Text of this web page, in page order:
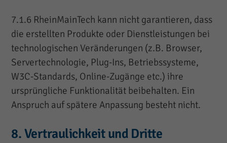
7.1.6 RheinMainTech kann nicht garantieren, dass
die erstellten Produkte oder Dienstleistungen bei
technologischen Veränderungen (z.B. Browser,
Servertechnologie, Plug-Ins, Betriebssysteme,
W3C-Standards, Online-Zugänge etc.) ihre
ursprüngliche Funktionalität beibehalten. Ein
Anspruch auf spätere Anpassung besteht nicht.
8. Vertraulichkeit und Dritte